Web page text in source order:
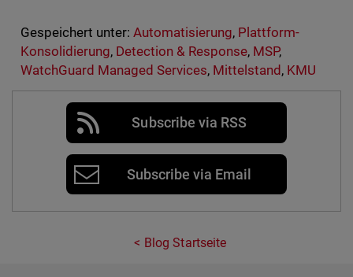
Gespeichert unter: Automatisierung, Plattform-
Konsolidierung, Detection & Response, MSP,
WatchGuard Managed Services, Mittelstand , KMU
Subscribe via RSS
Subscribe via Email
Blog Startseite